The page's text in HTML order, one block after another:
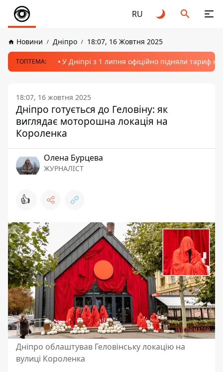
RU
Новини Дніпро 18:07, 16 Жовтня 2025
ТОПТЕМА: У Дніпрі з 1 липня офіційно підняли тариф
18:07, 16 жовтня 2025
Дніпро готується до Геловіну: як
виглядає моторошна локація на
Короленка
Олена Бурцева
ЖУРНАЛІСТ
👍
Дніпро облаштував Геловінську локацію на
вулиці Короленка